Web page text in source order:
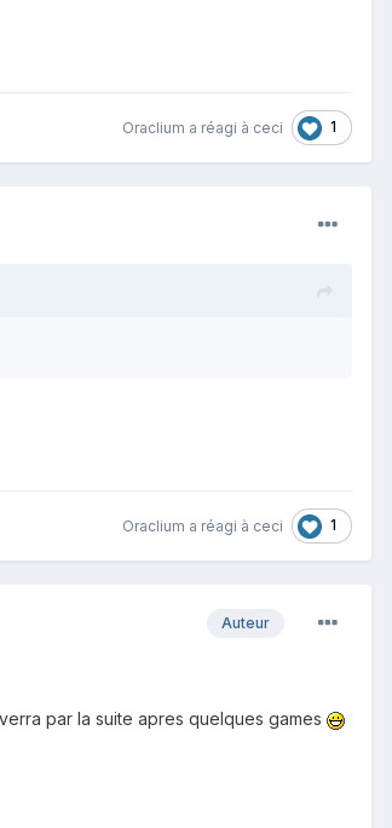
Oraclium a réagi à ceci 1
Oraclium a réagi à ceci 1
Auteur
par la suite apres quelques games